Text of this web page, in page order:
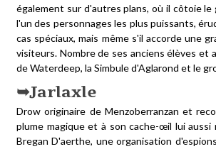
également sur d'autres plans, où il côtoie
l'un des personnages les plus puissants,
cas spéciaux, mais même s'il accorde une
visiteurs. Nombre de ses anciens élèves et
de Waterdeep, la Simbule d'Aglarond et le
Jarlaxle
Drow originaire de Menzoberranzan et
plume magique et à son cache-œil lui
Bregan D'aerthe, une organisation